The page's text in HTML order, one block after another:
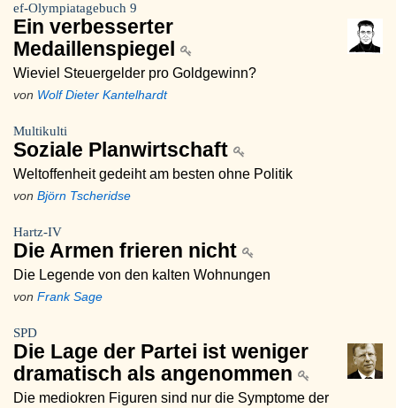
ef-Olympiatagebuch 9
Ein verbesserter
Medaillenspiegel
Wieviel Steuergelder pro Goldgewinn?
von Wolf Dieter Kantelhardt
Multikulti
Soziale Planwirtschaft
Weltoffenheit gedeiht am besten ohne Politik
von Björn Tscheridse
Hartz-IV
Die Armen frieren nicht
Die Legende von den kalten Wohnungen
von Frank Sage
SPD
Die Lage der Partei ist weniger
dramatisch als angenommen
Die mediokren Figuren sind nur die Symptome der